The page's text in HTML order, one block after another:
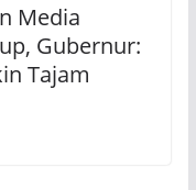
Media
Gubernur:
Tajam